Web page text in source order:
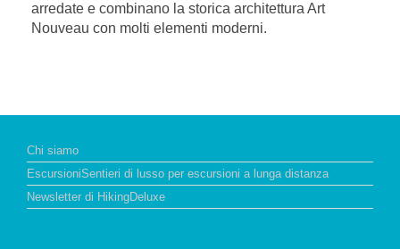
arredate e combinano la storica architettura Art
Nouveau con molti elementi moderni.
Chi siamo
EscursioniSentieri di lusso per escursioni a lunga distanza
Newsletter di HikingDeluxe